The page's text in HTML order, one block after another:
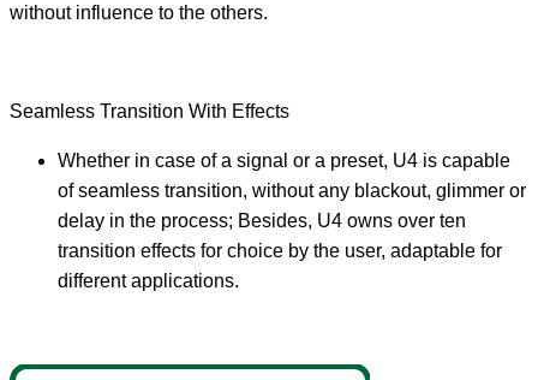
without influence to the others.
Seamless Transition With Effects
Whether in case of a signal or a preset, U4 is capable
of seamless transition, without any blackout, glimmer or
delay in the process; Besides, U4 owns over ten
transition effects for choice by the user, adaptable for
different applications.